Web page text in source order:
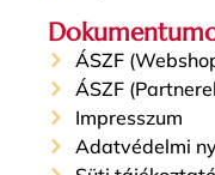
ÁSZF
ÁSZF
Impresszum
Adatvédelmi